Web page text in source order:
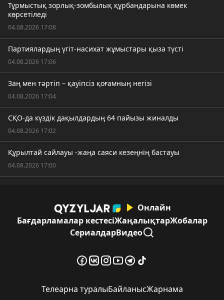
Тұрмыстық зорлық-зомбылық құрбандарына көмек
көрсетіледі
04.08.2026 17:08
Партиялардың үгіт-насихат жұмыстары қыза түсті
04.08.2026 17:06
Заң мен тәртіп – қауіпсіз қоғамның негізі
04.08.2026 17:04
СҚО-да күздік дақылдардың 64 пайызы жиналды
04.08.2026 17:02
Құрылтай сайлауы -жаңа саяси кезеңнің бастауы
04.08.2026 17:00
Онлайн
Бағдарламалар кестесіЖаңалықтарЖобалар
СериалдарВидео
Телеарна туралыБайланысЖарнама